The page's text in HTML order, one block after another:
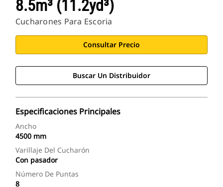
8.5m³ (11.2yd³)
Cucharones Para Escoria
Consultar Precio
Buscar Un Distribuidor
Especificaciones Principales
Ancho
4500 mm
Varillaje Del Cucharón
Con pasador
Número De Puntas
8